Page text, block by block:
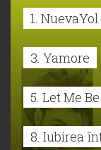
1. NuevaYol
3. Yamore
5. Let Me Be
8. Iubirea